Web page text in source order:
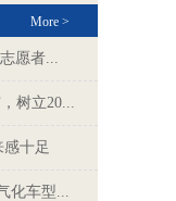
More >
愿者...
树立20...
十足
化车型...